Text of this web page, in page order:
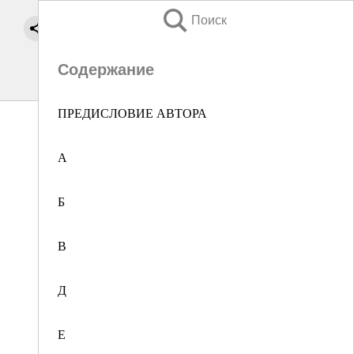
Поиск
Содержание
ПРЕДИСЛОВИЕ АВТОРА
А
Б
В
Д
Е